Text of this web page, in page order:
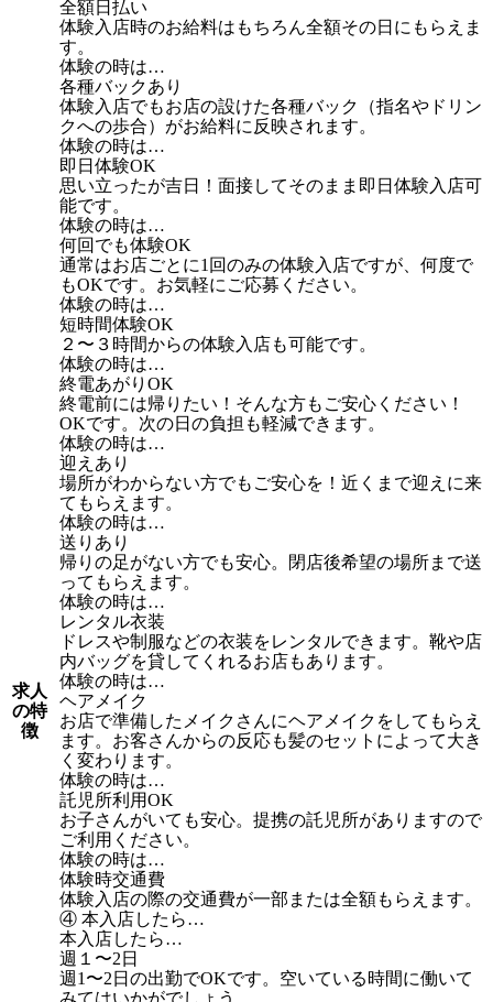
求人
の特
徴
全額日払い
体験入店時のお給料はもちろん全額その日にもらえま
す。
体験の時は…
各種バックあり
体験入店でもお店の設けた各種バック（指名やドリン
クへの歩合）がお給料に反映されます。
体験の時は…
即日体験OK
思い立ったが吉日！面接してそのまま即日体験入店可
能です。
体験の時は…
何回でも体験OK
通常はお店ごとに1回のみの体験入店ですが、何度で
もOKです。お気軽にご応募ください。
体験の時は…
短時間体験OK
２〜３時間からの体験入店も可能です。
体験の時は…
終電あがりOK
終電前には帰りたい！そんな方もご安心ください！
OKです。次の日の負担も軽減できます。
体験の時は…
迎えあり
場所がわからない方でもご安心を！近くまで迎えに来
てもらえます。
体験の時は…
送りあり
帰りの足がない方でも安心。閉店後希望の場所まで送
ってもらえます。
体験の時は…
レンタル衣装
ドレスや制服などの衣装をレンタルできます。靴や店
内バッグを貸してくれるお店もあります。
体験の時は…
ヘアメイク
お店で準備したメイクさんにヘアメイクをしてもらえ
ます。お客さんからの反応も髪のセットによって大き
く変わります。
体験の時は…
託児所利用OK
お子さんがいても安心。提携の託児所がありますので
ご利用ください。
体験の時は…
体験時交通費
体験入店の際の交通費が一部または全額もらえます。
④ 本入店したら…
本入店したら…
週１〜2日
週1〜2日の出勤でOKです。空いている時間に働いて
みてはいかがでしょう。